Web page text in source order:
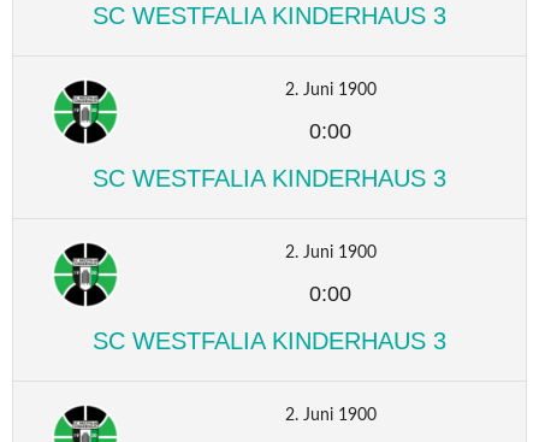
SC WESTFALIA KINDERHAUS 3
2. Juni 1900
0:00
SC WESTFALIA KINDERHAUS 3
2. Juni 1900
0:00
SC WESTFALIA KINDERHAUS 3
2. Juni 1900